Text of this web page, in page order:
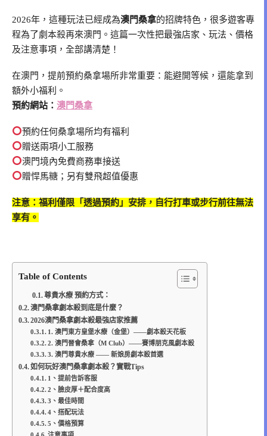
2026年，這種玩法已經成為澳門桑拿的招牌特色，很多遊客專
程為了劇本殺再來澳門。這篇一次性把最強店家、玩法、價格
及注意事項，全部講清楚！
在澳門，提前預約桑拿場所非常重要：能避開等候，還能拿到
額外小福利。
預約網站： 澳門桑拿
預約任何桑拿場所均有福利
贈送兩項小工服務
澳門境內免費商務車接送
贈悍馬糖；另有雙飛超值優惠
注意：福利僅限「透過預約」安排，自行打車或步行前往無法
享有。
Table of Contents
尊貴水療 預約方式：
澳門桑拿劇本殺到底是什麼？
2026澳門桑拿劇本殺最強店家推薦
1. 澳門東方皇堡水療（金堡）——劇本殺天花板
2. 澳門晉會桑拿（M Club）——賽博朋克風劇本殺
3. 澳門尊貴水療 —— 新娘房劇本殺首選
如何玩好澳門桑拿劇本殺？實戰Tips
1、提前告訴客服
2、臉皮厚＋配合度高
3、最佳時間
4、搭配玩法
5、價格預算